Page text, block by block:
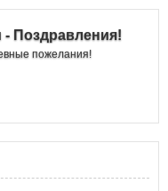
- Поздравления!
пожелания!